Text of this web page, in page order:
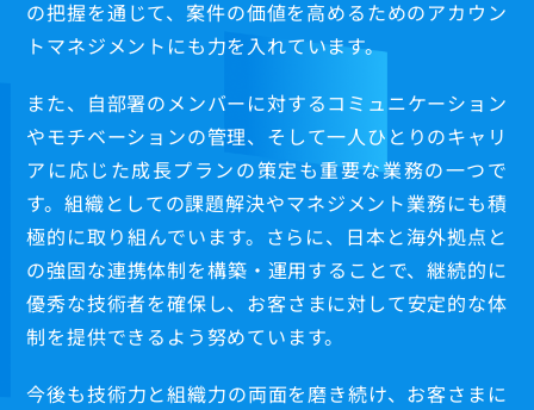
の把握を通じて、案件の価値を高めるためのアカウン
トマネジメントにも力を入れています。
また、自部署のメンバーに対するコミュニケーション
やモチベーションの管理、そして一人ひとりのキャリ
アに応じた成長プランの策定も重要な業務の一つで
す。組織としての課題解決やマネジメント業務にも積
極的に取り組んでいます。さらに、日本と海外拠点と
の強固な連携体制を構築・運用することで、継続的に
優秀な技術者を確保し、お客さまに対して安定的な体
制を提供できるよう努めています。
今後も技術力と組織力の両面を磨き続け、お客さまに